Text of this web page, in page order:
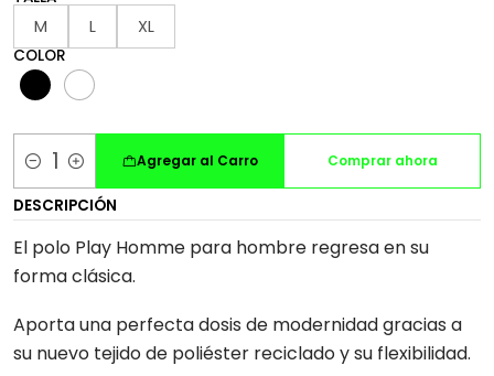
M L XL
COLOR
Cantidad
Agregar al Carro Comprar ahora
DESCRIPCIÓN
El polo Play Homme para hombre regresa en su
forma clásica.
Aporta una perfecta dosis de modernidad gracias a
su nuevo tejido de poliéster reciclado y su flexibilidad.